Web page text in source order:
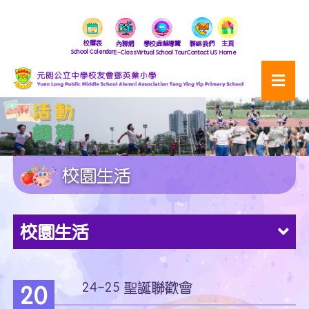
校曆表
School Calendar
內聯網
E-Class
學校虛擬導覽
Virtual School Tour
聯絡我們
Contact US
主頁
Home
校園生活
校園生活
20 24-25 聖誕聯歡會